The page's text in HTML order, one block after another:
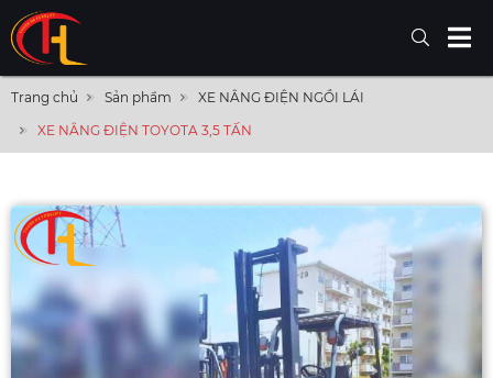
Trang chủ Sản phẩm
XE NÂNG ĐIỆN NGỒI LÁI
XE NÂNG ĐIỆN TOYOTA 3,5 TẤN